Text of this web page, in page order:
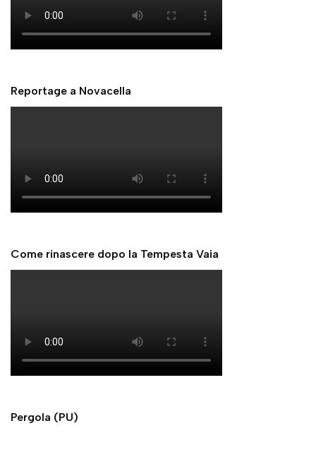
Reportage a Novacella
Come rinascere dopo la Tempesta Vaia
Pergola (PU)